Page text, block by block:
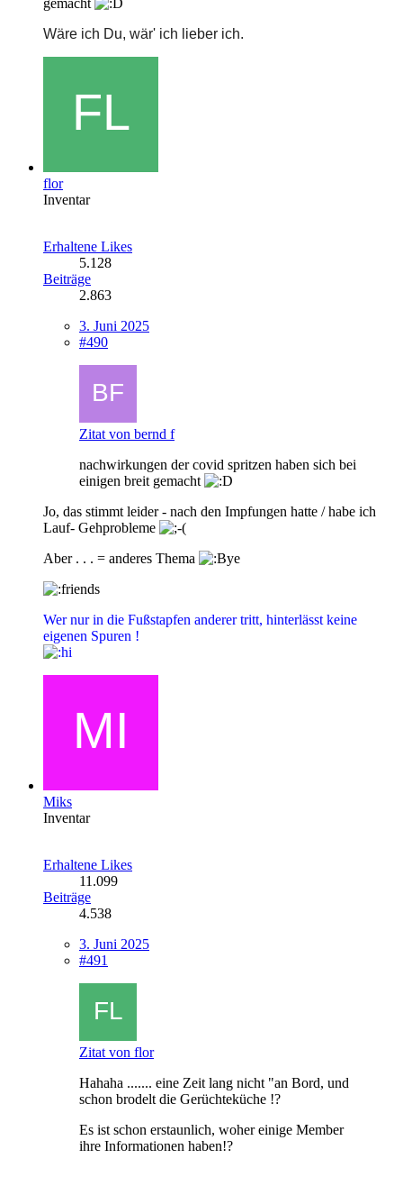
Wäre ich Du, wär' ich lieber ich.
flor
Inventar
Erhaltene Likes
5.128
Beiträge
2.863
3. Juni 2025
#490
Zitat von bernd f
nachwirkungen der covid spritzen haben sich bei
einigen breit gemacht
Jo, das stimmt leider - nach den Impfungen hatte / habe ich
Lauf- Gehprobleme
Aber . . . = anderes Thema
Wer nur in die Fußstapfen anderer tritt, hinterlässt keine
eigenen Spuren !
Miks
Inventar
Erhaltene Likes
11.099
Beiträge
4.538
3. Juni 2025
#491
Zitat von flor
Hahaha ....... eine Zeit lang nicht "an Bord, und
schon brodelt die Gerüchteküche !?
Es ist schon erstaunlich, woher einige Member
ihre Informationen haben!?